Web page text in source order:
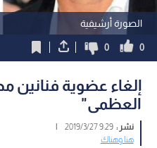
الصورة أرشيفية
0
0
إلغاء عضوية فنانين
العظمى"
نشر :9:29 2019/3/27
|
هنا وهناك